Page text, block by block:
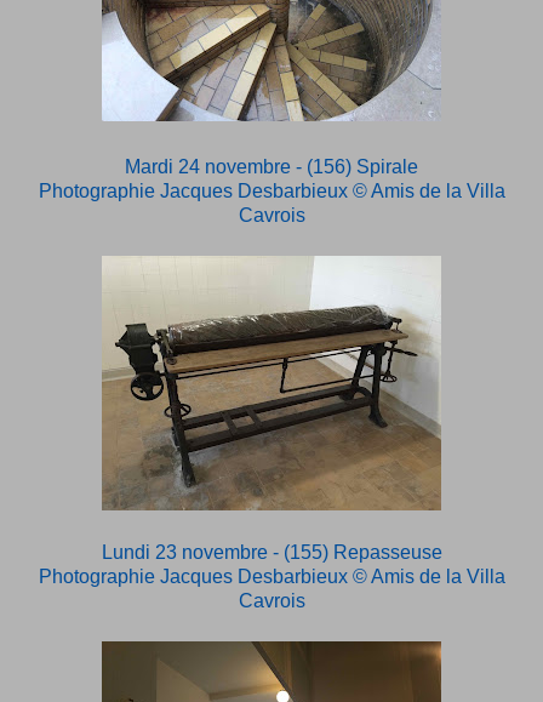
Mardi 24 novembre - (156) Spirale
Photographie Jacques Desbarbieux © Amis de la Villa
Cavrois
Lundi 23 novembre - (155) Repasseuse
Photographie Jacques Desbarbieux © Amis de la Villa
Cavrois